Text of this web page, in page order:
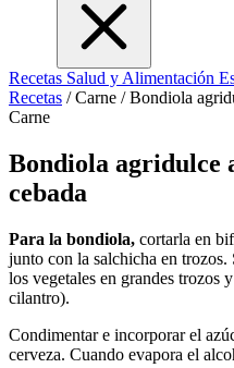
Recetas Salud y Alimentación
Recetas / Carne / Bondiola
Carne
Bondiola agridulce
cebada
Para la bondiola, cortarla en
junto con la salchicha en trozos.
los vegetales en grandes trozos
cilantro).
Condimentar e incorporar el
cerveza. Cuando evapora el